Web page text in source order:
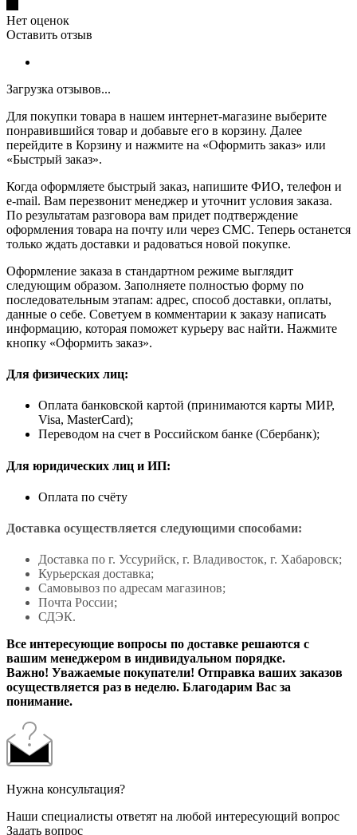
Нет оценок
Оставить отзыв
Загрузка отзывов...
Для покупки товара в нашем интернет-магазине выберите
понравившийся товар и добавьте его в корзину. Далее
перейдите в Корзину и нажмите на «Оформить заказ» или
«Быстрый заказ».
Когда оформляете быстрый заказ, напишите ФИО, телефон и
e-mail. Вам перезвонит менеджер и уточнит условия заказа.
По результатам разговора вам придет подтверждение
оформления товара на почту или через СМС. Теперь останется
только ждать доставки и радоваться новой покупке.
Оформление заказа в стандартном режиме выглядит
следующим образом. Заполняете полностью форму по
последовательным этапам: адрес, способ доставки, оплаты,
данные о себе. Советуем в комментарии к заказу написать
информацию, которая поможет курьеру вас найти. Нажмите
кнопку «Оформить заказ».
Для физических лиц:
Оплата банковской картой (принимаются карты МИР,
Visa, MasterCard);
Переводом на счет в Российском банке (Сбербанк);
Для юридических лиц и ИП:
Оплата по счёту
Доставка осуществляется следующими способами:
Доставка по г. Уссурийск, г. Владивосток, г. Хабаровск;
Курьерская доставка;
Самовывоз по адресам магазинов;
Почта России;
СДЭК.
Все интересующие вопросы по доставке решаются с
вашим менеджером в индивидуальном порядке.
Важно! Уважаемые покупатели! Отправка ваших заказов
осуществляется раз в неделю. Благодарим Вас за
понимание.
Нужна консультация?
Наши специалисты ответят на любой интересующий вопрос
Задать вопрос